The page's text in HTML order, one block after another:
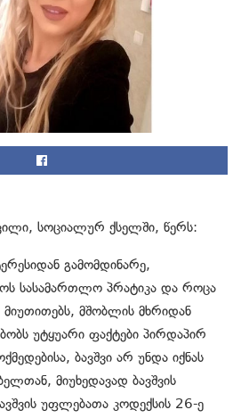
სოციალურ ქსელში, წერს:
გამომდინარე,
სასამართლო პრატიკა და როცა
მშობლის მხრიდან
უტყუარი ფაქტები პირდაპირ
ბავშვი არ უნდა იქნას
მიუხედავად ბავშვის
უფლებათა კოდექსის 26-ე